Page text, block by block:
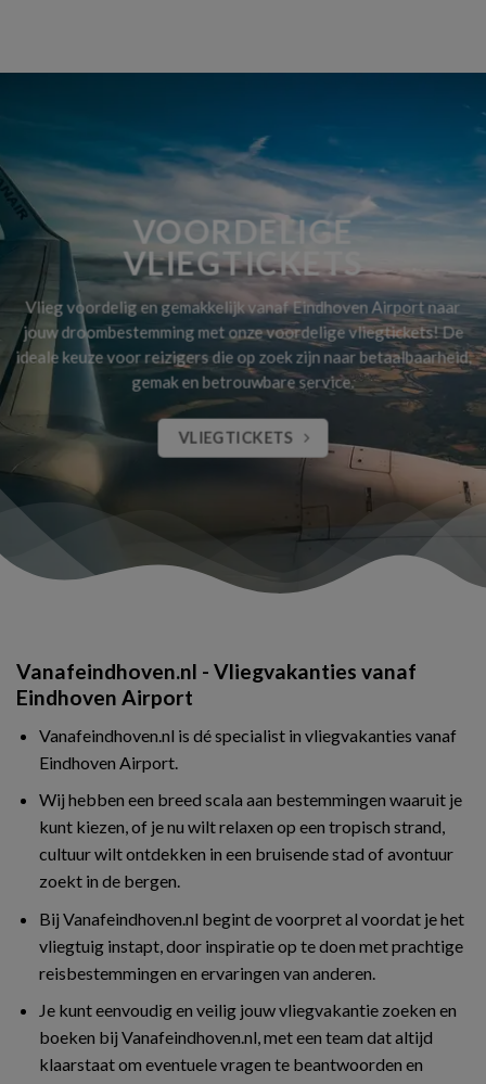
VOORDELIGE
VLIEGTICKETS
Vlieg voordelig en gemakkelijk vanaf Eindhoven Airport naar
jouw droombestemming met onze voordelige vliegtickets! De
ideale keuze voor reizigers die op zoek zijn naar betaalbaarheid,
gemak en betrouwbare service.
VLIEGTICKETS
Vanafeindhoven.nl - Vliegvakanties vanaf
Eindhoven Airport
Vanafeindhoven.nl is dé specialist in vliegvakanties vanaf
Eindhoven Airport.
Wij hebben een breed scala aan bestemmingen waaruit je
kunt kiezen, of je nu wilt relaxen op een tropisch strand,
cultuur wilt ontdekken in een bruisende stad of avontuur
zoekt in de bergen.
Bij Vanafeindhoven.nl begint de voorpret al voordat je het
vliegtuig instapt, door inspiratie op te doen met prachtige
reisbestemmingen en ervaringen van anderen.
Je kunt eenvoudig en veilig jouw vliegvakantie zoeken en
boeken bij Vanafeindhoven.nl, met een team dat altijd
klaarstaat om eventuele vragen te beantwoorden en